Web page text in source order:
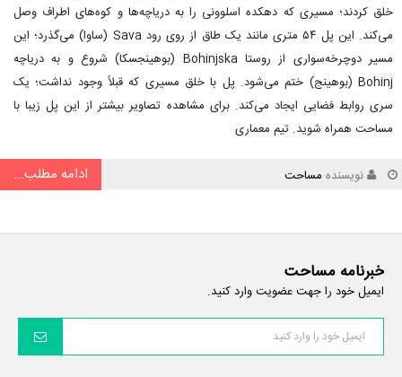
خلق کردند؛ مسیری که دهکده اسلوونی را به دریاچه‌ها و کوه‌های اطراف وصل
می‌کند. این پل ۵۴ متری مانند یک طاق از روی رود Sava (ساوا) می‌گذرد؛ این
مسیر دوچرخه‌سواری از روستا Bohinjska (بوهینجسکا) شروع و به دریاچه
Bohinj (بوهینج) ختم می‌شود. پل با خلق مسیری که قبلاً وجود نداشت؛ یک
سری روابط فضایی ایجاد می‌کند. برای مشاهده تصاویر بیشتر از این پل زیبا با
مساحت همراه شوید. تیم معماری
نویسنده مساحت ادامه مطلب...
خبرنامه مساحت
ایمیل خود را جهت عضویت وارد کنید.